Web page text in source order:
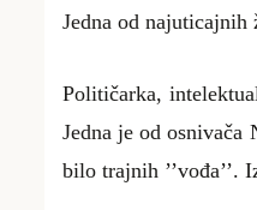
Jedna od
Političarka,
Jedna je od
bilo trajnih